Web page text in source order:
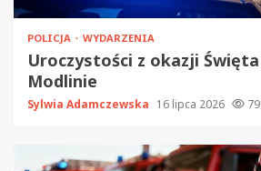
POLICJA WYDARZENIA
Uroczystości z okazji
Modlinie
Sylwia Adamczewska 16 lipca 2026 79